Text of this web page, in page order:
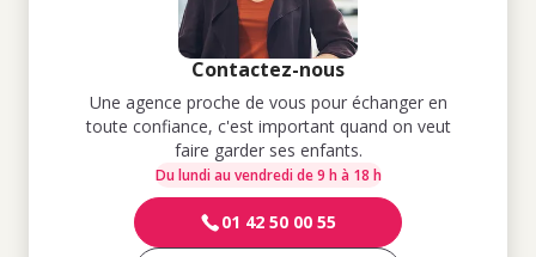
Contactez-nous
Une agence proche de vous pour échanger en
toute confiance, c'est important quand on veut
faire garder ses enfants.
Du lundi au vendredi de 9 h à 18 h
01 42 50 00 55